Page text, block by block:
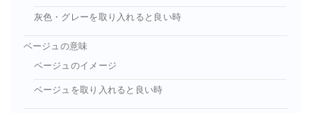
灰色・グレーを取り入れると良い時
ベージュの意味
ベージュのイメージ
ベージュを取り入れると良い時